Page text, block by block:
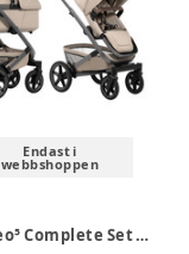
Endast i
webbshoppen
Joolz Geo⁵ Complete Set Duovagn - Sandy Taupe